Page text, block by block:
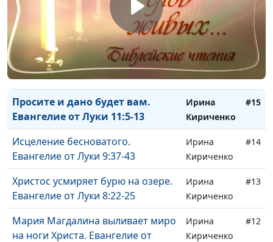
Не заботьтесь. Ищите прежде
Царство Небесное. Евангелие от
Луки 12:22-31
Ирина
Кириченко
#17
Не бойтесь убивающих тело.
Евангелие от Луки 12:4-12
Ирина
Кириченко
#16
Просите и дано будет вам.
Евангелие от Луки 11:5-13
Ирина
Кириченко
#15
Исцеление бесноватого.
Евангелие от Луки 9:37-43
Ирина
Кириченко
#14
Христос усмиряет бурю на озере.
Евангелие от Луки 8:22-25
Ирина
Кириченко
#13
Мария Магдалина выливает миро
на ноги Христа. Евангелие от
Ирина
Кириченко
#12